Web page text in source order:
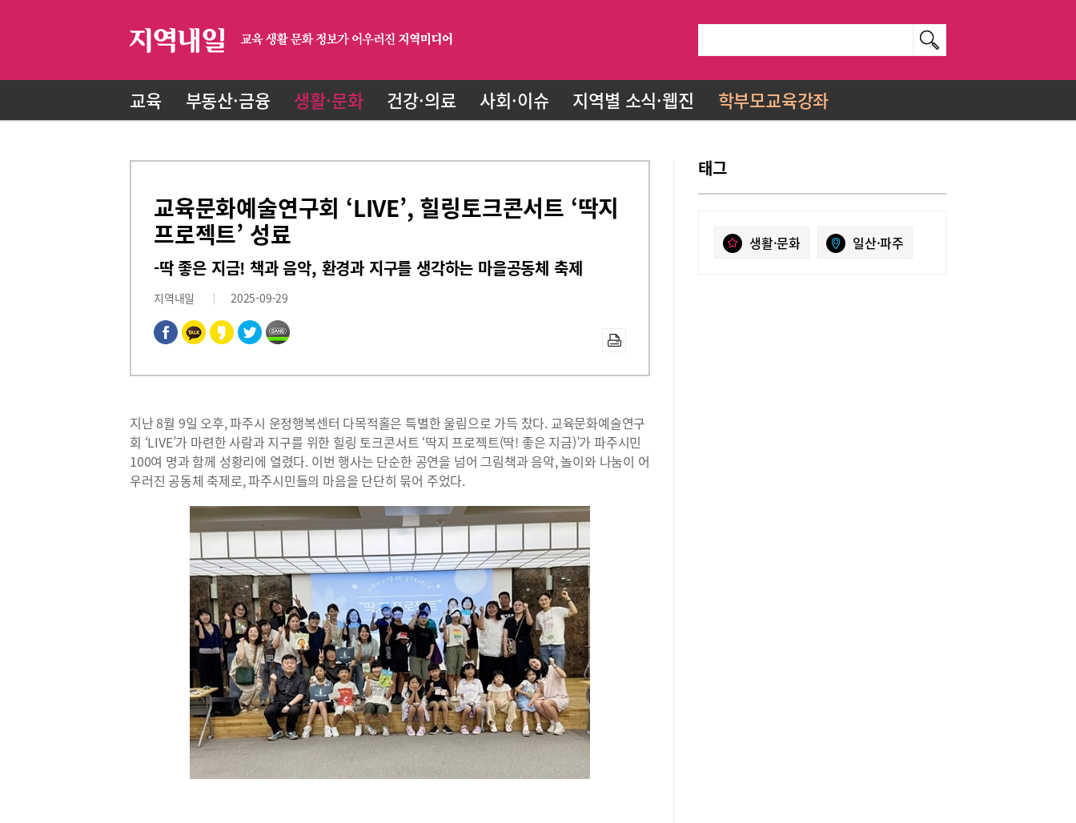
교육 부동산·금융 생활·문화 건강·의료 사회·이슈 지역별 소식·웹진 학부모교육강좌
교육문화예술연구회 ‘LIVE’, 힐링토크콘서트 ‘딱지
프로젝트’ 성료
-딱 좋은 지금! 책과 음악, 환경과 지구를 생각하는 마을공동체 축제
지역내일 2025-09-29
지난 8월 9일 오후, 파주시 운정행복센터 다목적홀은 특별한 울림으로 가득 찼다. 교육문화예술연구
회 ‘LIVE’가 마련한 사람과 지구를 위한 힐링 토크콘서트 ‘딱지 프로젝트(딱! 좋은 지금)’가 파주시민
100여 명과 함께 성황리에 열렸다. 이번 행사는 단순한 공연을 넘어 그림책과 음악, 놀이와 나눔이 어
우러진 공동체 축제로, 파주시민들의 마음을 단단히 묶어 주었다.
태그
생활·문화 일산·파주